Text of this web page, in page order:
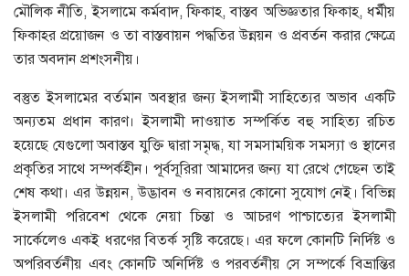
মৌলিক নীতি, ইসলামে কর্মবাদ, ফিকাহ, বাস্তব অভিজ্ঞতার ফিকাহ, ধর্মীয়
ফিকাহর প্রয়োজন ও তা বাস্তবায়ন পদ্ধতির উন্নয়ন ও প্রবর্তন করার ক্ষেত্রে
তার অবদান প্রশংসনীয়।
বস্তুত ইসলামের বর্তমান অবস্থার জন্য ইসলামী সাহিত্যের অভাব একটি
অন্যতম প্রধান কারণ। ইসলামী দাওয়াত সম্পর্কিত বহু সাহিত্য রচিত
হয়েছে যেগুলো অবাস্তব ‍যুক্তি দ্বারা সমৃদ্ধ, যা সমসাময়িক সমস্যা ও স্থানের
প্রকৃতির সাথে সম্পর্কহীন। পূর্বসূরিরা আমাদের জন্য যা রেখে গেছেন তাই
শেষ কথা। এর উন্নয়ন, উদ্ভাবন ও নবায়নের কোনো সুযোগ নেই। বিভিন্ন
ইসলামী পরিবেশ থেকে নেয়া চিন্তা ও আচরণ পাশ্চাত্যের ইসলামী
সার্কেলেও একই ধরণের বিতর্ক সৃষ্টি করেছে। এর ফলে কোনটি নির্দিষ্ট ও
অপরিবর্তনীয় এবং কোনটি অনির্দিষ্ট ও পরবর্তনীয় সে সম্পর্কে বিভ্রান্তির